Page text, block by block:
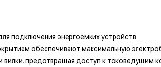
подключения энергоёмких устройств
обеспечивают максимальную
предотвращая доступ к токоведущим